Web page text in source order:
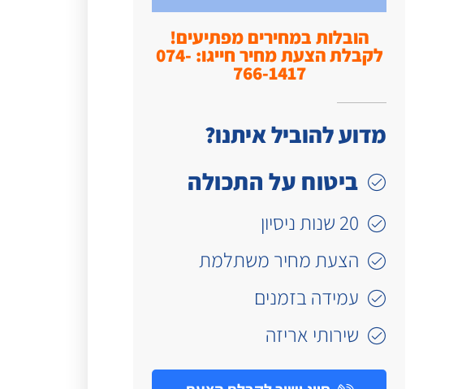
הובלות במחירים מפתיעים!
לקבלת הצעת מחיר חייגו: 074-
766-1417
מדוע להוביל איתנו?
ביטוח על התכולה
20 שנות ניסיון
הצעת מחיר משתלמת
עמידה בזמנים
שירותי אריזה